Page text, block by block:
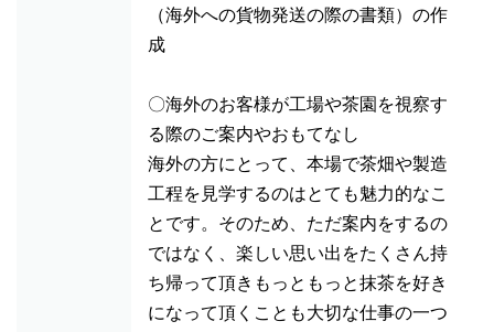
（海外への貨物発送の際の書類）の作
成
〇海外のお客様が工場や茶園を視察す
る際のご案内やおもてなし
海外の方にとって、本場で茶畑や製造
工程を見学するのはとても魅力的なこ
とです。そのため、ただ案内をするの
ではなく、楽しい思い出をたくさん持
ち帰って頂きもっともっと抹茶を好き
になって頂くことも大切な仕事の一つ